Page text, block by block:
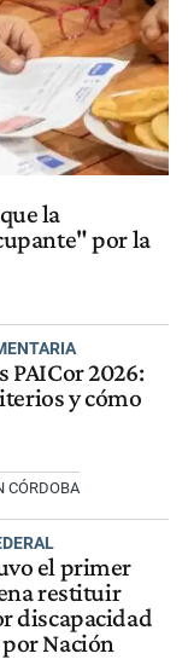
la
por la
PAICor 2026:
y cómo
CÓRDOBA
el primer
restituir
discapacidad
Nación